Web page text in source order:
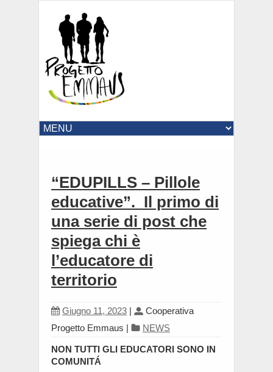
“EDUPILLS – Pillole
educative”. Il primo di
una serie di post che
spiega chi è
l’educatore di
territorio
Giugno 11, 2023 |
Cooperativa
Progetto Emmaus | NEWS
NON TUTTI GLI EDUCATORI SONO IN
COMUNITÁ